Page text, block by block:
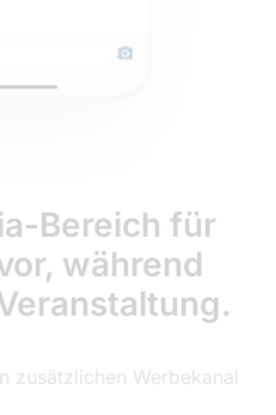
Bereich für
während
zusätzlichen Werbekanal